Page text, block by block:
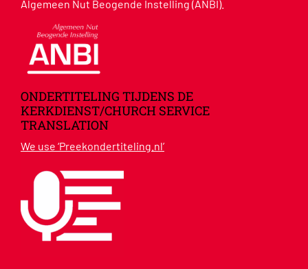
Algemeen Nut Beogende Instelling (ANBI).
ONDERTITELING TIJDENS DE
KERKDIENST/CHURCH SERVICE
TRANSLATION
We use ‘Preekondertiteling.nl’